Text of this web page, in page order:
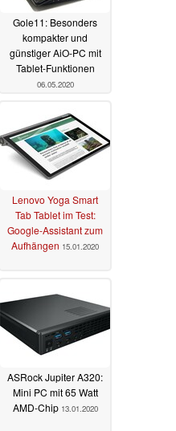
Gole11: Besonders
kompakter und
günstiger AiO-PC mit
Tablet-Funktionen
06.05.2020
Lenovo Yoga Smart
Tab Tablet im Test:
Google-Assistant zum
Aufhängen 15.01.2020
ASRock Jupiter A320:
Mini PC mit 65 Watt
AMD-Chip 13.01.2020